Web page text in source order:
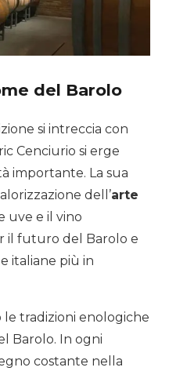
del Barolo
si intreccia con
Cenciurio si erge
importante. La sua
dell’arte
uve e il vino
il futuro del Barolo e
italiane più in
le tradizioni enologiche
Barolo. In ogni
costante nella